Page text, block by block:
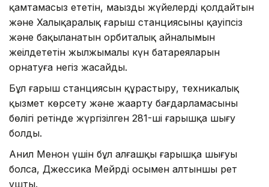
қамтамасыз ететін, маңызды жүйелерді қолдайтын
және Халықаралық ғарыш станциясының қауіпсіз
және бақыланатын орбиталық айналымын
жеңілдететін жылжымалы күн батареяларын
орнатуға негіз жасайды.
Бұл ғарыш станциясын құрастыру, техникалық
қызмет көрсету және жаңарту бағдарламасының
бөлігі ретінде жүргізілген 281-ші ғарышқа шығу
болды.
Анил Менон үшін бұл алғашқы ғарышқа шығуы
болса, Джессика Мейрдің осымен алтыншы рет
ұшты.